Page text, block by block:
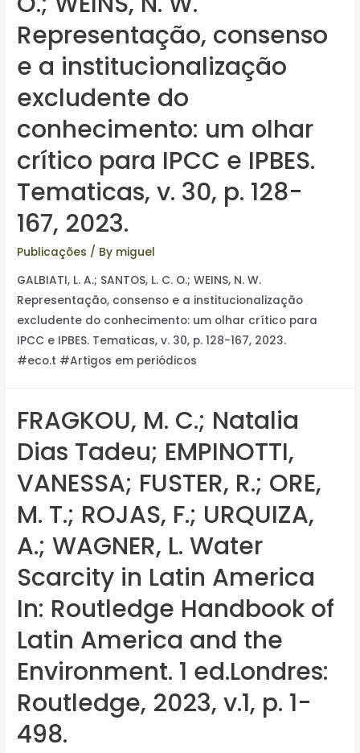
Representação, consenso
e a institucionalização
excludente do
conhecimento: um olhar
crítico para IPCC e IPBES.
Tematicas, v. 30, p. 128-
167, 2023.
Publicações / By miguel
GALBIATI, L. A.; SANTOS, L. C. O.; WEINS, N. W.
Representação, consenso e a institucionalização
excludente do conhecimento: um olhar crítico para
IPCC e IPBES. Tematicas, v. 30, p. 128-167, 2023.
#eco.t #Artigos em periódicos
FRAGKOU, M. C.; Natalia
Dias Tadeu; EMPINOTTI,
VANESSA; FUSTER, R.; ORE,
M. T.; ROJAS, F.; URQUIZA,
A.; WAGNER, L. Water
Scarcity in Latin America
In: Routledge Handbook of
Latin America and the
Environment. 1 ed.Londres:
Routledge, 2023, v.1, p. 1-
498.